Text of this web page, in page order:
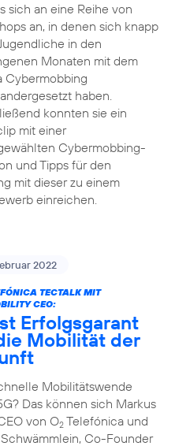
sich an eine Reihe von
an, in denen sich knapp
in den
Monaten mit dem
Cybermobbing
haben.
konnten sie ein
mit einer
Cybermobbing-
und Tipps für den
mit dieser zu einem
einreichen.
2022
TECTALK MIT
CEO:
Erfolgsgarant
Mobilität der
Mobilitätswende
Das können sich Markus
von O2Telefónica und
Co-Founder